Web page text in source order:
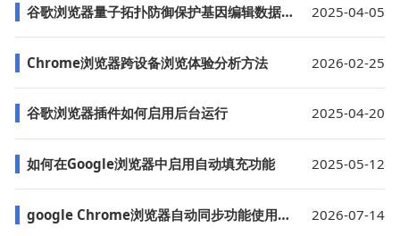
谷歌浏览器量子拓扑防御保护基因编辑数据库 2025-04-05
Chrome浏览器跨设备浏览体验分析方法 2026-02-25
谷歌浏览器插件如何启用后台运行 2025-04-20
如何在Google浏览器中启用自动填充功能 2025-05-12
google Chrome浏览器自动同步功能使用操作实测教程 2026-07-14